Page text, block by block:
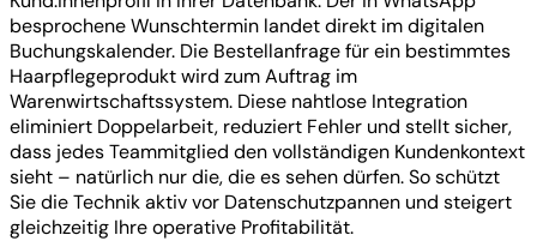
besprochene Wunschtermin landet direkt im digitalen
Buchungskalender. Die Bestellanfrage für ein bestimmtes
Haarpflegeprodukt wird zum Auftrag im
Warenwirtschaftssystem. Diese nahtlose Integration
eliminiert Doppelarbeit, reduziert Fehler und stellt sicher,
dass jedes Teammitglied den vollständigen Kundenkontext
sieht – natürlich nur die, die es sehen dürfen. So schützt
Sie die Technik aktiv vor Datenschutzpannen und steigert
gleichzeitig Ihre operative Profitabilität.